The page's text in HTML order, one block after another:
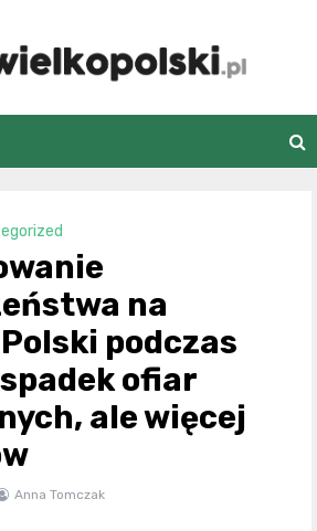
na
podczas
ofiar
ale więcej
Anna Tomczak